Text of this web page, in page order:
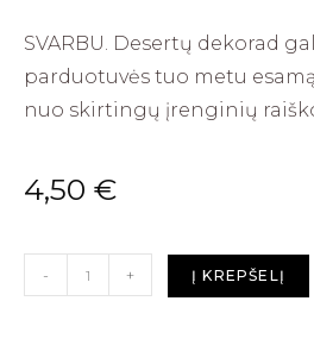
SVARBU. Desertų dekorad
parduotuvės tuo metu
nuo skirtingų įrenginių
4,50 €
- + Į KREPŠELĮ